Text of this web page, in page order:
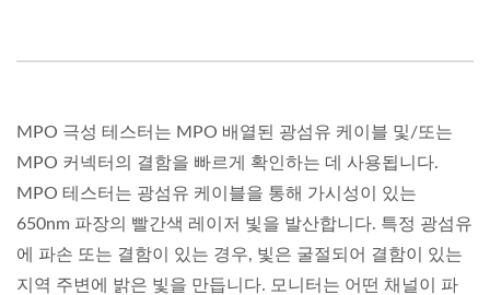
MPO 극성 테스터는 MPO 배열된 광섬유 케이블 및/또는
MPO 커넥터의 결함을 빠르게 확인하는 데 사용됩니다.
MPO 테스터는 광섬유 케이블을 통해 가시성이 있는
650nm 파장의 빨간색 레이저 빛을 발산합니다. 특정 광섬유
에 파손 또는 결함이 있는 경우, 빛은 굴절되어 결함이 있는
지역 주변에 밝은 빛을 만듭니다. 모니터는 어떤 채널이 파